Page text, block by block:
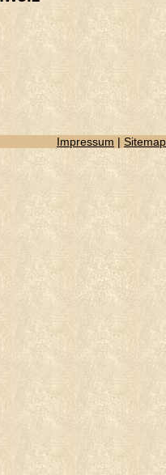
Impressum | Sitemap